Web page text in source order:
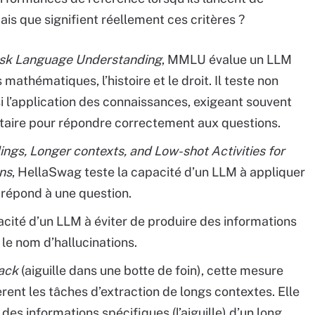
que signifient réellement ces critères ?
Language Understanding, MMLU évalue un LLM
l’histoire et le droit. Il teste non
des connaissances, exigeant souvent
pour répondre correctement aux questions.
Longer contexts, and Low-shot Activities for
, HellaSwag teste la capacité d’un LLM à appliquer
à une question.
d’un LLM à éviter de produire des informations
nom d’hallucinations.
(aiguille dans une botte de foin), cette mesure
les tâches d’extraction de longs contextes. Elle